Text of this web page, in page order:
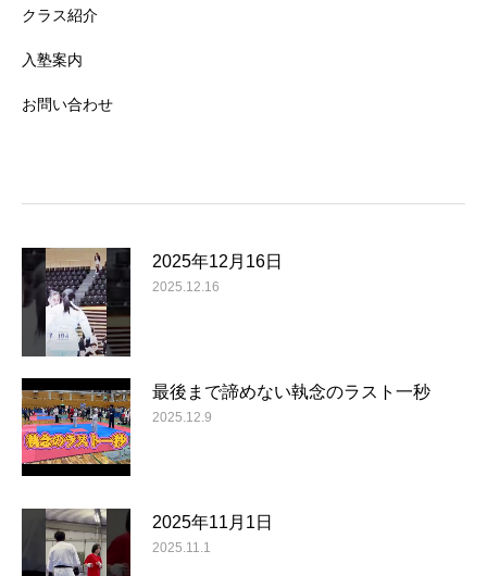
クラス紹介
入塾案内
お問い合わせ
2025年12月16日
2025.12.16
最後まで諦めない執念のラスト一秒
2025.12.9
2025年11月1日
2025.11.1